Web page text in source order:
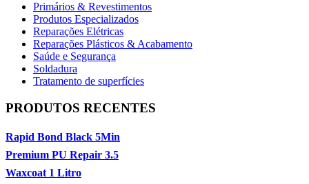
Primários & Revestimentos
Produtos Especializados
Reparações Elétricas
Reparações Plásticos & Acabamento
Saúde e Segurança
Soldadura
Tratamento de superfícies
PRODUTOS RECENTES
Rapid Bond Black 5Min
Premium PU Repair 3.5
Waxcoat 1 Litro